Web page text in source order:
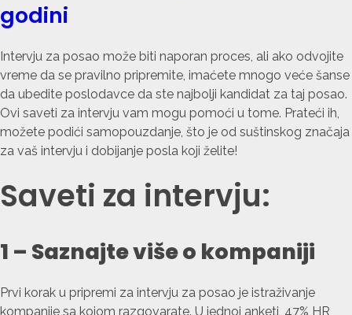
godini
Intervju za posao može biti naporan proces, ali ako odvojite
vreme da se pravilno pripremite, imaćete mnogo veće šanse
da ubedite poslodavce da ste najbolji kandidat za taj posao.
Ovi saveti za intervju vam mogu pomoći u tome. Prateći ih,
možete podići samopouzdanje, što je od suštinskog značaja
za vaš intervju i dobijanje posla koji želite!
Saveti za intervju:
1 – Saznajte više o kompaniji
Prvi korak u pripremi za intervju za posao je istraživanje
kompanije sa kojom razgovarate. U jednoj anketi, 47% HR